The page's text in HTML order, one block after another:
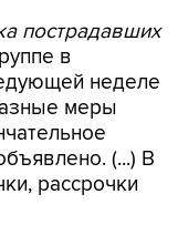
пострадавших
в
неделе
меры
(...) В
рассрочки